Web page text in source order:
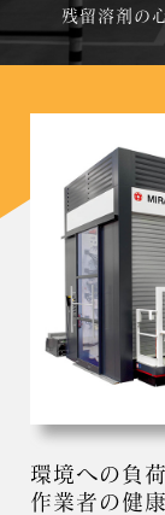
残留溶剤の
環境への負
作業者の健